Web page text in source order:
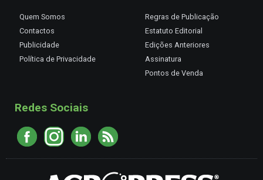
Quem Somos
Contactos
Publicidade
Política de Privacidade
Regras de Publicação
Estatuto Editorial
Edições Anteriores
Assinatura
Pontos de Venda
Redes Sociais